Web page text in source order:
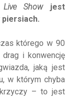
Live Show jest
piersiach.
którego w 90
i konwencję
jaką jest
w którym chyba
– to jest